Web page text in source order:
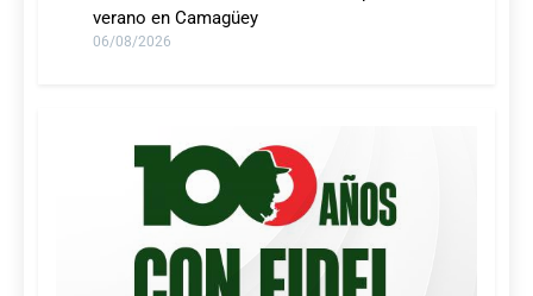
verano en Camagüey
06/08/2026